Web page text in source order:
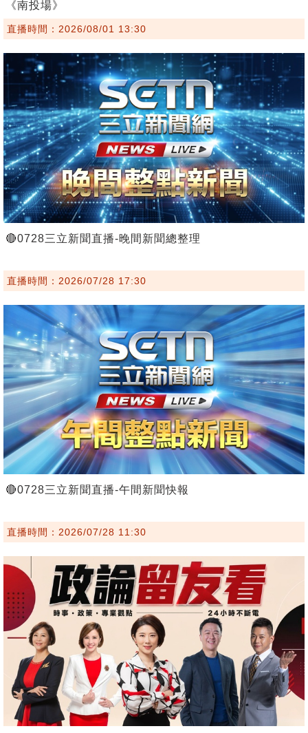
《南投場》
直播時間：2026/08/01 13:30
🔴0728三立新聞直播-晚間新聞總整理
直播時間：2026/07/28 17:30
🔴0728三立新聞直播-午間新聞快報
直播時間：2026/07/28 11:30